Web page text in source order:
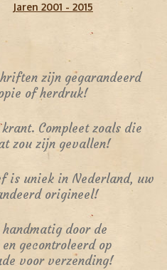
Jaren 2001 - 2015
zijn gegarandeerd
of herdruk!
Compleet zoals die
zou zijn gevallen!
is uniek in Nederland, uw
origineel!
door de
gecontroleerd op
voor verzending!